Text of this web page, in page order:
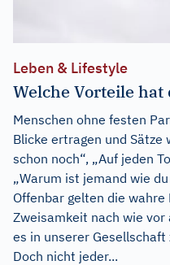
Leben & Lifestyle
Welche Vorteile hat
Menschen ohne festen
Blicke ertragen und
schon noch“, „Auf jeden
„Warum ist jemand wie
Offenbar gelten die wahre
Zweisamkeit nach wie vor
es in unserer Gesellschaft
Doch nicht jeder...